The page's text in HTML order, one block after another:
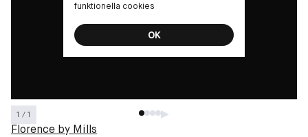
1 / 1
funktionella cookies
OK
Florence by Mills